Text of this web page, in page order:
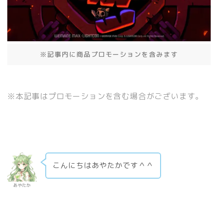
※記事内に商品プロモーションを含みます
※本記事はプロモーションを含む場合がございます。
あやたか
こんにちはあやたかです＾＾